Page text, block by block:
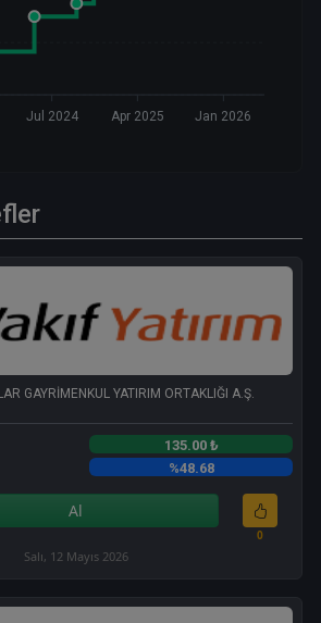
Jul 2024 Apr 2025 Jan 2026
GAYRİMENKUL YATIRIM ORTAKLIĞI A.Ş.
135.00 ₺
%48.68
Al
0
Salı, 12 Mayıs 2026